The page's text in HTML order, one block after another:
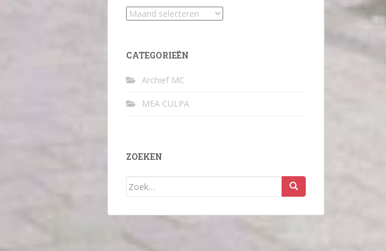
Archief
CATEGORIEËN
Archief MC
MEA CULPA
ZOEKEN
Zoek